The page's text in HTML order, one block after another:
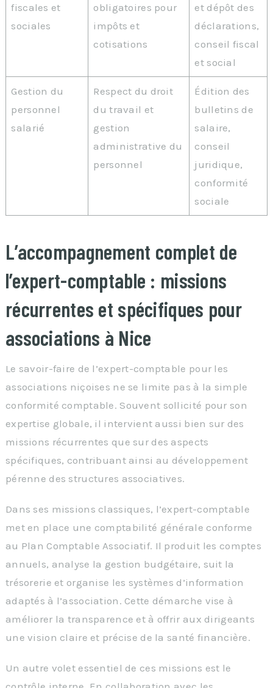
fiscales et
sociales
obligatoires pour
impôts et
cotisations
et dépôt des
déclarations,
conseil fiscal
et social
Gestion du
personnel
salarié
Respect du droit
du travail et
gestion
administrative du
personnel
Édition des
bulletins de
salaire,
conseil
juridique,
conformité
sociale
L’accompagnement complet de
l’expert-comptable : missions
récurrentes et spécifiques pour
associations à Nice
Le savoir-faire de l’expert-comptable pour les
associations niçoises ne se limite pas à la simple
conformité comptable. Souvent sollicité pour son
expertise globale, il intervient aussi bien sur des
missions récurrentes que sur des aspects
spécifiques, contribuant ainsi au développement
pérenne des structures associatives.
Dans ses missions classiques, l’expert-comptable
met en place une comptabilité générale conforme
au Plan Comptable Associatif. Il produit les comptes
annuels, analyse la gestion budgétaire, suit la
trésorerie et organise les systèmes d’information
adaptés à l’association. Cette démarche vise à
améliorer la transparence et à offrir aux dirigeants
une vision claire et précise de la santé financière.
Un autre volet essentiel de ces missions est le